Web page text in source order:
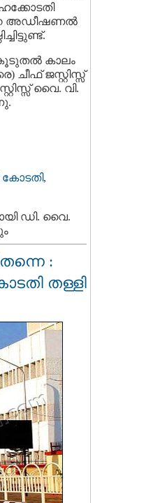
അഡീഷണല്‍
കൂടുതല്‍ കാലം
ചീഫ് ജസ്റ്റിസ്സ്
വൈ. വി.
കോടതി,
ഡി. വൈ.
:
തള്ളി